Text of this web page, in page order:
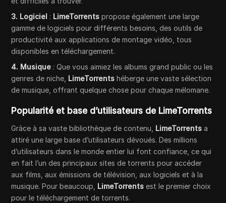
3. Logiciel : LimeTorrents propose également une large
gamme de logiciels pour différents besoins, des outils de
productivité aux applications de montage vidéo, tous
disponibles en téléchargement.
4. Musique : Que vous aimiez les albums grand public ou les
genres de niche, LimeTorrents héberge une vaste sélection
de musique, offrant quelque chose pour chaque mélomane.
Popularité et base d’utilisateurs de LimeTorrents
Grâce à sa vaste bibliothèque de contenu, LimeTorrents a
attiré une large base d’utilisateurs dévoués. Des millions
d’utilisateurs dans le monde entier lui font confiance, ce qui
en fait l’un des principaux sites de torrents pour accéder
aux films, aux émissions de télévision, aux logiciels et à la
musique. Pour beaucoup, LimeTorrents est le premier choix
pour le téléchargement de torrents.